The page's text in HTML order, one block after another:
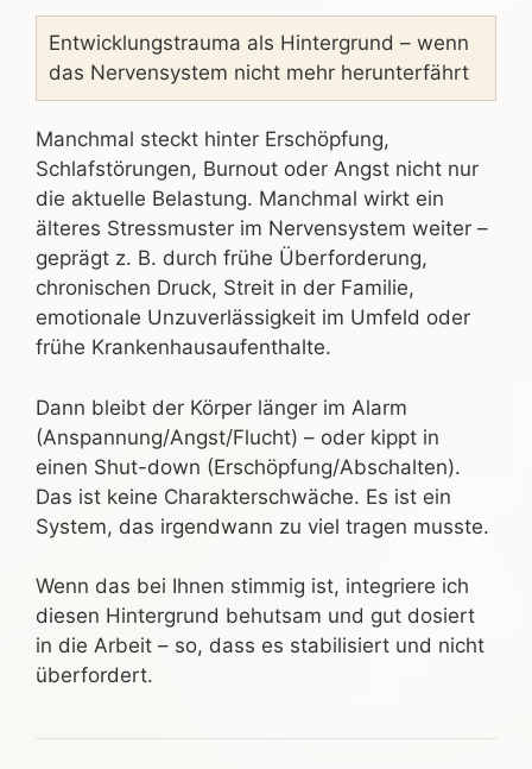
Entwicklungstrauma als Hintergrund – wenn
das Nervensystem nicht mehr herunterfährt
Manchmal steckt hinter Erschöpfung,
Schlafstörungen, Burnout oder Angst nicht nur
die aktuelle Belastung. Manchmal wirkt ein
älteres Stressmuster im Nervensystem weiter –
geprägt z. B. durch frühe Überforderung,
chronischen Druck, Streit in der Familie,
emotionale Unzuverlässigkeit im Umfeld oder
frühe Krankenhausaufenthalte.
Dann bleibt der Körper länger im Alarm
(Anspannung/Angst/Flucht) – oder kippt in
einen Shut-down (Erschöpfung/Abschalten).
Das ist keine Charakterschwäche. Es ist ein
System, das irgendwann zu viel tragen musste.
Wenn das bei Ihnen stimmig ist, integriere ich
diesen Hintergrund behutsam und gut dosiert
in die Arbeit – so, dass es stabilisiert und nicht
überfordert.